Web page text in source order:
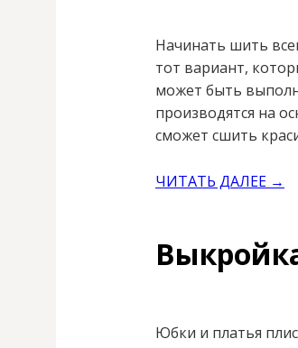
Начинать шить
тот вариант,
может быть
производятся на
сможет сшить
ЧИТАТЬ ДАЛЕЕ →
Юбки и платья